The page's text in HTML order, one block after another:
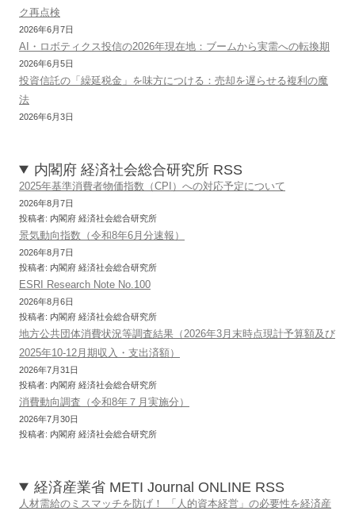
ク再点検
2026年6月7日
AI・ロボティクス投信の2026年現在地：ブームから実需への転換期
2026年6月5日
投資信託の「繰延税金」を味方につける：売却を遅らせる複利の魔
法
2026年6月3日
内閣府 経済社会総合研究所 RSS
2025年基準消費者物価指数（CPI）への対応予定について
2026年8月7日
投稿者: 内閣府 経済社会総合研究所
景気動向指数（令和8年6月分速報）
2026年8月7日
投稿者: 内閣府 経済社会総合研究所
ESRI Research Note No.100
2026年8月6日
投稿者: 内閣府 経済社会総合研究所
地方公共団体消費状況等調査結果（2026年3月末時点現計予算額及び
2025年10-12月期収入・支出済額）
2026年7月31日
投稿者: 内閣府 経済社会総合研究所
消費動向調査（令和8年７月実施分）
2026年7月30日
投稿者: 内閣府 経済社会総合研究所
経済産業省 METI Journal ONLINE RSS
人材需給のミスマッチを防げ！ 「人的資本経営」の必要性を経済産